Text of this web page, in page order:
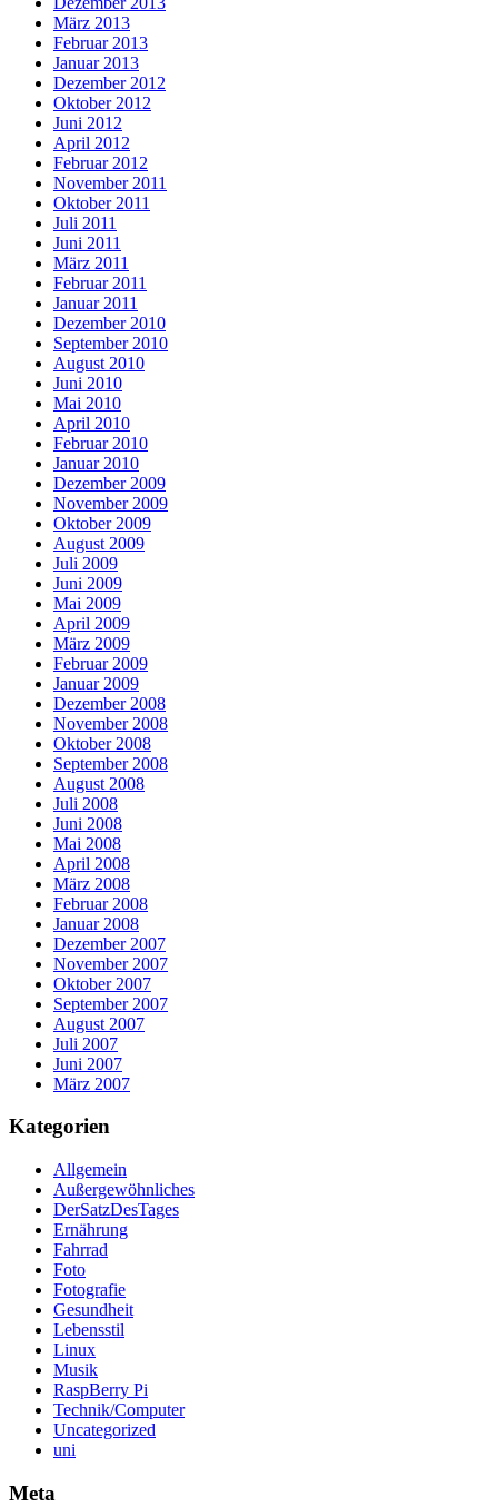
März 2013
Februar 2013
Januar 2013
Dezember 2012
Oktober 2012
Juni 2012
April 2012
Februar 2012
November 2011
Oktober 2011
Juli 2011
Juni 2011
März 2011
Februar 2011
Januar 2011
Dezember 2010
September 2010
August 2010
Juni 2010
Mai 2010
April 2010
Februar 2010
Januar 2010
Dezember 2009
November 2009
Oktober 2009
August 2009
Juli 2009
Juni 2009
Mai 2009
April 2009
März 2009
Februar 2009
Januar 2009
Dezember 2008
November 2008
Oktober 2008
September 2008
August 2008
Juli 2008
Juni 2008
Mai 2008
April 2008
März 2008
Februar 2008
Januar 2008
Dezember 2007
November 2007
Oktober 2007
September 2007
August 2007
Juli 2007
Juni 2007
März 2007
Kategorien
Allgemein
Außergewöhnliches
DerSatzDesTages
Ernährung
Fahrrad
Foto
Fotografie
Gesundheit
Lebensstil
Linux
Musik
RaspBerry Pi
Technik/Computer
Uncategorized
uni
Meta